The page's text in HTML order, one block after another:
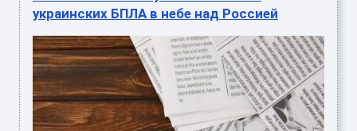
украинских БПЛА в небе над Россией